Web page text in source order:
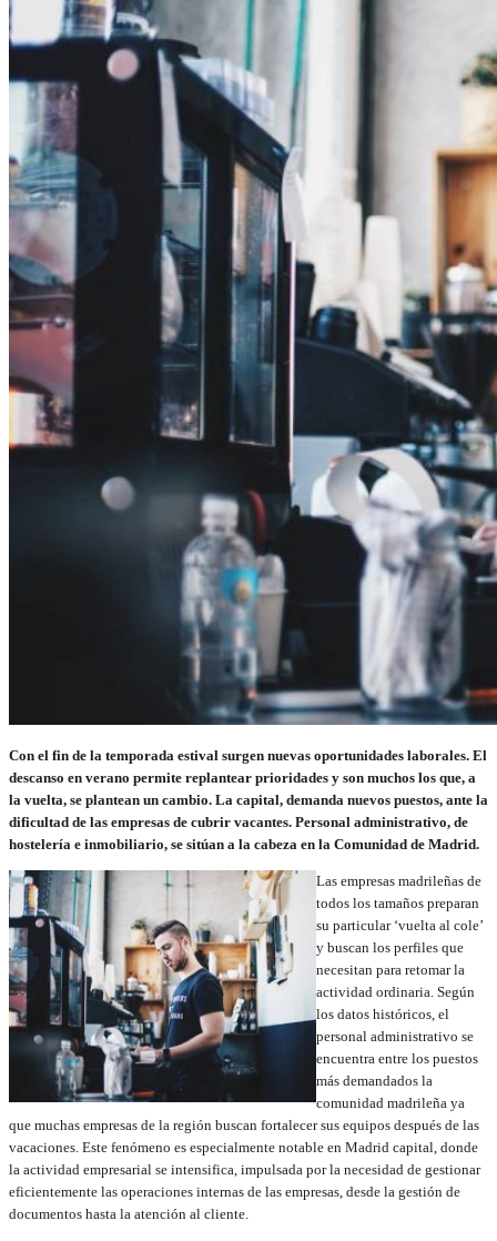
Con el fin de la temporada estival surgen nuevas oportunidades laborales. El
descanso en verano permite replantear prioridades y son muchos los que, a
la vuelta, se plantean un cambio. La capital, demanda nuevos puestos, ante la
dificultad de las empresas de cubrir vacantes. Personal administrativo, de
hostelería e inmobiliario, se sitúan a la cabeza en la Comunidad de Madrid.
Las empresas madrileñas de
todos los tamaños preparan
su particular ‘vuelta al cole’
y buscan los perfiles que
necesitan para retomar la
actividad ordinaria. Según
los datos históricos, el
personal administrativo se
encuentra entre los puestos
más demandados la
comunidad madrileña ya
que muchas empresas de la región buscan fortalecer sus equipos después de las
vacaciones. Este fenómeno es especialmente notable en Madrid capital, donde
la actividad empresarial se intensifica, impulsada por la necesidad de gestionar
eficientemente las operaciones internas de las empresas, desde la gestión de
documentos hasta la atención al cliente.